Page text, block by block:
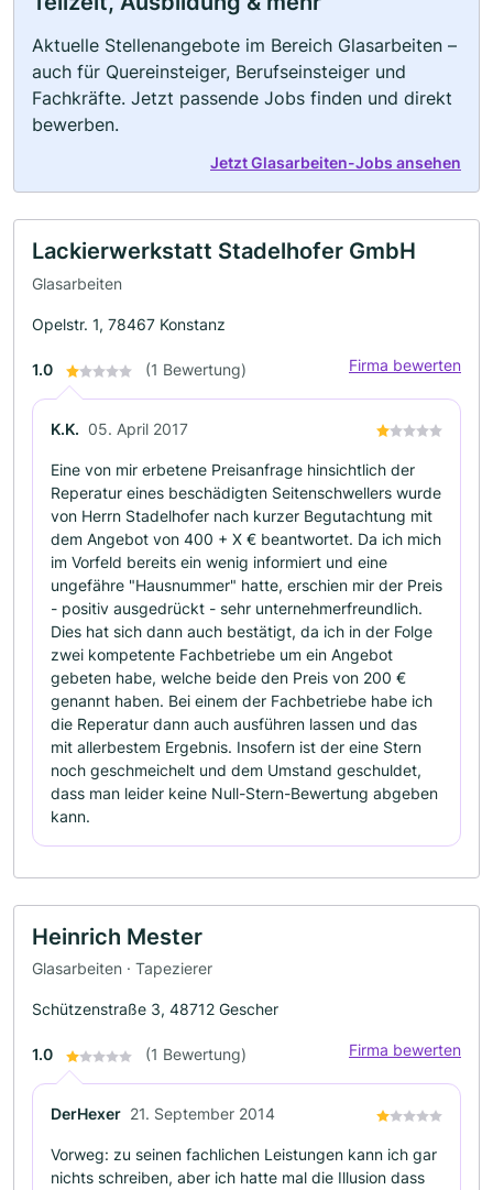
Aktuelle Stellenangebote im Bereich Glasarbeiten –
auch für Quereinsteiger, Berufseinsteiger und
Fachkräfte. Jetzt passende Jobs finden und direkt
bewerben.
Jetzt Glasarbeiten-Jobs ansehen
Lackierwerkstatt Stadelhofer GmbH
Glasarbeiten
Opelstr. 1, 78467 Konstanz
1.0 (1 Bewertung) Firma bewerten
K.K. 05. April 2017
Eine von mir erbetene Preisanfrage hinsichtlich der
Reperatur eines beschädigten Seitenschwellers wurde
von Herrn Stadelhofer nach kurzer Begutachtung mit
dem Angebot von 400 + X € beantwortet. Da ich mich
im Vorfeld bereits ein wenig informiert und eine
ungefähre "Hausnummer" hatte, erschien mir der Preis
- positiv ausgedrückt - sehr unternehmerfreundlich.
Dies hat sich dann auch bestätigt, da ich in der Folge
zwei kompetente Fachbetriebe um ein Angebot
gebeten habe, welche beide den Preis von 200 €
genannt haben. Bei einem der Fachbetriebe habe ich
die Reperatur dann auch ausführen lassen und das
mit allerbestem Ergebnis. Insofern ist der eine Stern
noch geschmeichelt und dem Umstand geschuldet,
dass man leider keine Null-Stern-Bewertung abgeben
kann.
Heinrich Mester
Glasarbeiten · Tapezierer
Schützenstraße 3, 48712 Gescher
1.0 (1 Bewertung) Firma bewerten
DerHexer 21. September 2014
Vorweg: zu seinen fachlichen Leistungen kann ich gar
nichts schreiben, aber ich hatte mal die Illusion dass